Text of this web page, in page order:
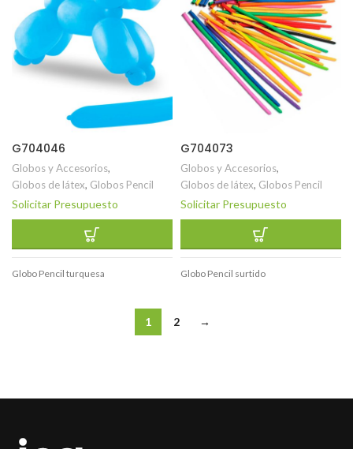
G704046
Globos y Accesorios,
Globos de látex, Globos Pencil
Solicitar Presupuesto
Globo Pencil turquesa
G704073
Globos y Accesorios,
Globos de látex, Globos Pencil
Solicitar Presupuesto
Globo Pencil surtido
1 2 →